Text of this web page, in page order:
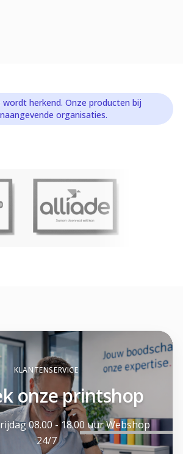
wordt herkend. Onze producten bij
organisaties.
KLANTENSERVICE
onze printshop
08.00 - 18.00 uur Webshop
24/7